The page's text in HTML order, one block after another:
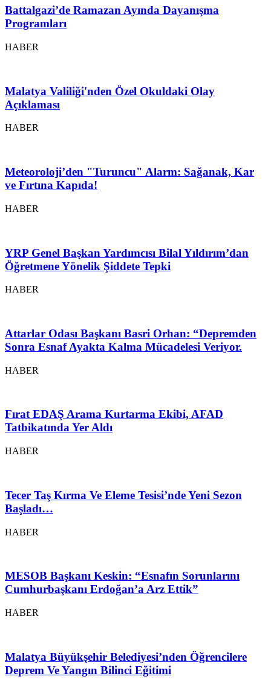
Battalgazi’de Ramazan Ayında Dayanışma
Programları
HABER
Malatya Valiliği'nden Özel Okuldaki Olay
Açıklaması
HABER
Meteoroloji’den "Turuncu" Alarm: Sağanak, Kar
ve Fırtına Kapıda!
HABER
YRP Genel Başkan Yardımcısı Bilal Yıldırım’dan
Öğretmene Yönelik Şiddete Tepki
HABER
Attarlar Odası Başkanı Basri Orhan: “Depremden
Sonra Esnaf Ayakta Kalma Mücadelesi Veriyor.
HABER
Fırat EDAŞ Arama Kurtarma Ekibi, AFAD
Tatbikatında Yer Aldı
HABER
Tecer Taş Kırma Ve Eleme Tesisi’nde Yeni Sezon
Başladı…
HABER
MESOB Başkanı Keskin: “Esnafın Sorunlarını
Cumhurbaşkanı Erdoğan’a Arz Ettik”
HABER
Malatya Büyükşehir Belediyesi’nden Öğrencilere
Deprem Ve Yangın Bilinci Eğitimi